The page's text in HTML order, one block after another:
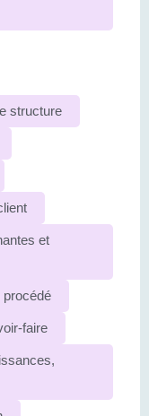
structure
et
procédé
faire